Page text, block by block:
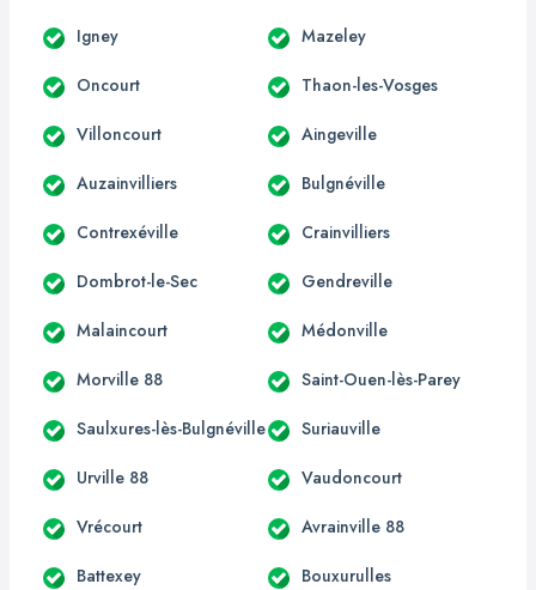
Igney Mazeley
Oncourt Thaon-les-Vosges
Villoncourt Aingeville
Auzainvilliers Bulgnéville
Contrexéville Crainvilliers
Dombrot-le-Sec Gendreville
Malaincourt Médonville
Morville 88 Saint-Ouen-lès-Parey
Saulxures-lès-Bulgnéville Suriauville
Urville 88 Vaudoncourt
Vrécourt Avrainville 88
Battexey Bouxurulles